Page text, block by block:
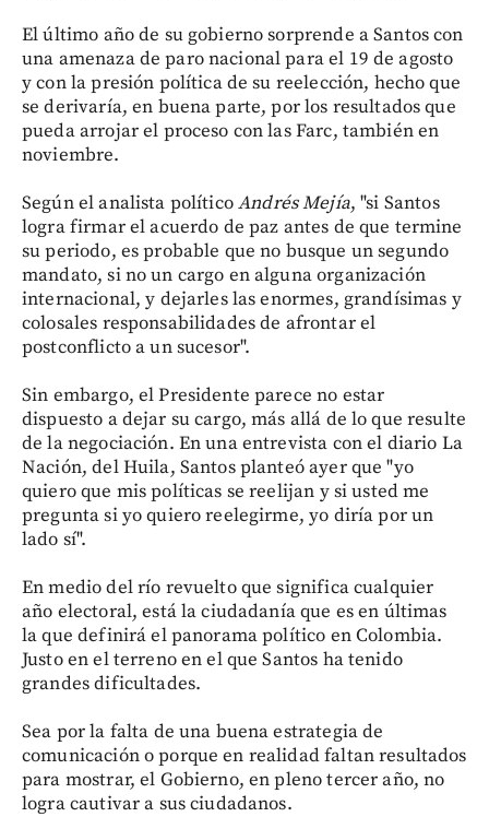
El último año de su gobierno sorprende a Santos con
una amenaza de paro nacional para el 19 de agosto
y con la presión política de su reelección, hecho que
se derivaría, en buena parte, por los resultados que
pueda arrojar el proceso con las Farc, también en
noviembre.
Según el analista políticoAndrés Mejía, "si Santos
logra firmar el acuerdo de paz antes de que termine
su periodo, es probable que no busque un segundo
mandato, si no un cargo en alguna organización
internacional, y dejarles las enormes, grandísimas y
colosales responsabilidades de afrontar el
postconflicto a un sucesor".
Sin embargo, el Presidente parece no estar
dispuesto a dejar su cargo, más allá de lo que resulte
de la negociación. En una entrevista con el diario La
Nación, del Huila, Santos planteó ayer que "yo
quiero que mis políticas se reelijan y si usted me
pregunta si yo quiero reelegirme, yo diría por un
lado sí".
En medio del río revuelto que significa cualquier
año electoral, está la ciudadanía que es en últimas
la que definirá el panorama político en Colombia.
Justo en el terreno en el que Santos ha tenido
grandes dificultades.
Sea por la falta de una buena estrategia de
comunicación o porque en realidad faltan resultados
para mostrar, el Gobierno, en pleno tercer año, no
logra cautivar a sus ciudadanos.